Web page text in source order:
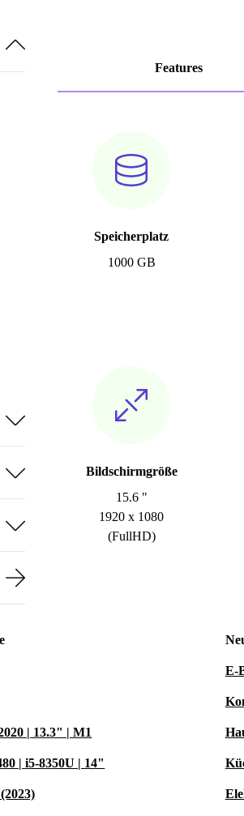
Features
Speicherplatz
1000 GB
Bildschirmgröße
15.6 "
1920 x 1080
(FullHD)
| 13.3" | M1
| i5-8350U | 14"
E-